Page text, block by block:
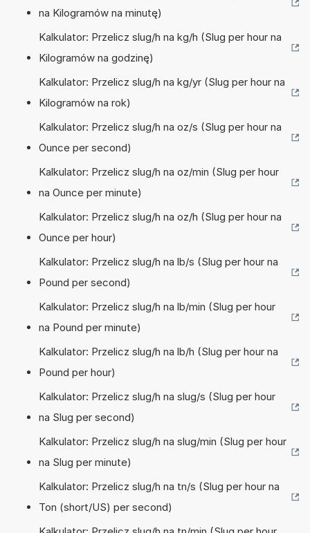
na Kilogramów na minutę)
Kalkulator: Przelicz slug/h na kg/h (Slug per hour na
Kilogramów na godzinę)
Kalkulator: Przelicz slug/h na kg/yr (Slug per hour na
Kilogramów na rok)
Kalkulator: Przelicz slug/h na oz/s (Slug per hour na
Ounce per second)
Kalkulator: Przelicz slug/h na oz/min (Slug per hour
na Ounce per minute)
Kalkulator: Przelicz slug/h na oz/h (Slug per hour na
Ounce per hour)
Kalkulator: Przelicz slug/h na lb/s (Slug per hour na
Pound per second)
Kalkulator: Przelicz slug/h na lb/min (Slug per hour
na Pound per minute)
Kalkulator: Przelicz slug/h na lb/h (Slug per hour na
Pound per hour)
Kalkulator: Przelicz slug/h na slug/s (Slug per hour
na Slug per second)
Kalkulator: Przelicz slug/h na slug/min (Slug per hour
na Slug per minute)
Kalkulator: Przelicz slug/h na tn/s (Slug per hour na
Ton (short/US) per second)